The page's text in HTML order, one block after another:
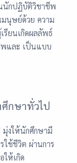
นักปฏิบัติวิชาชีพ
นุษย์ด้วย ความ
รียนเกิดผลลัพธ์
พและ เป็นแบบ
กษาทั่วไป
งให้นักศึกษามี
ใช้ชีวิต ผ่านการ
ให้เกิด